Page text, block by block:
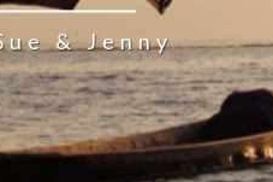
& Jenny